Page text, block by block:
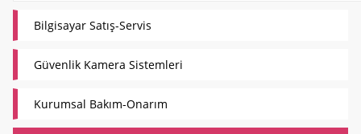
Bilgisayar Satış-Servis
Güvenlik Kamera Sistemleri
Kurumsal Bakım-Onarım